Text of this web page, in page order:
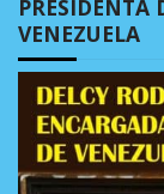
PRESIDENTA
VENEZUELA